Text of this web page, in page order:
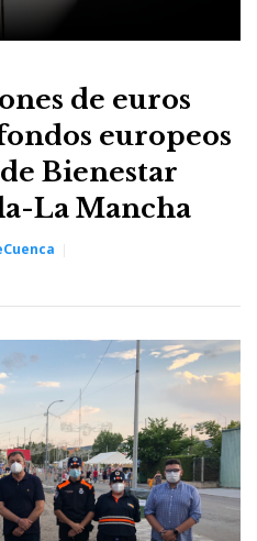
de euros
europeos
Bienestar
La Mancha